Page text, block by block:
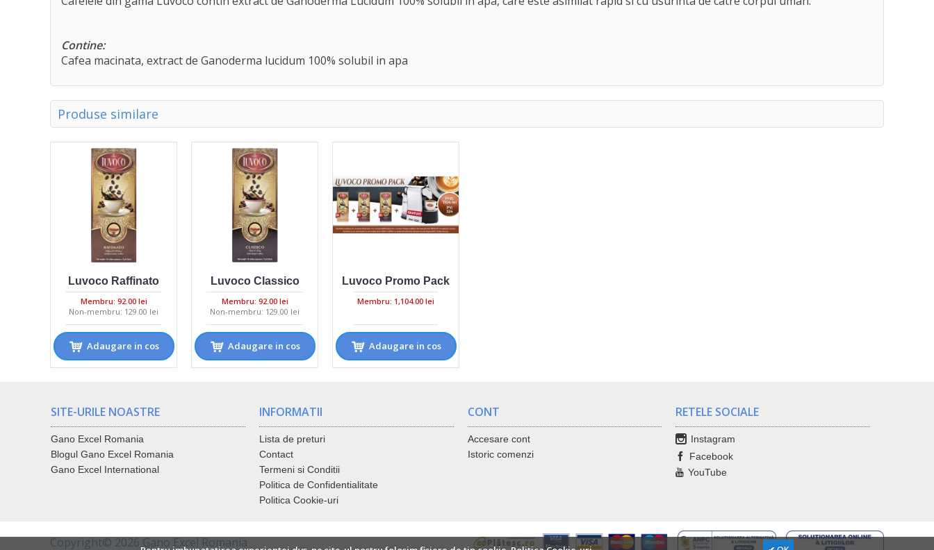
Contine:
Cafea macinata, extract de Ganoderma lucidum 100% solubil in apa
Produse similare
Luvoco Raffinato
Membru: 92.00 lei
Non-membru: 129.00 lei
Adaugare in cos
Luvoco Classico
Membru: 92.00 lei
Non-membru: 129.00 lei
Adaugare in cos
Luvoco Promo Pack
Membru: 1,104.00 lei
Adaugare in cos
SITE-URILE NOASTRE
Gano Excel Romania
Blogul Gano Excel Romania
Gano Excel International
INFORMATII
Lista de preturi
Contact
Termeni si Conditii
Politica de Confidentialitate
Politica Cookie-uri
CONT
Accesare cont
Istoric comenzi
RETELE SOCIALE
Instagram
Facebook
YouTube
Copyright© 2026 Gano Excel Romania